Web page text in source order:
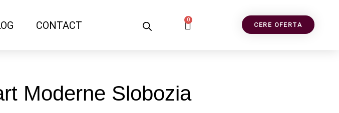
CONTACT 0
CERE OFERTA
Moderne Slobozia